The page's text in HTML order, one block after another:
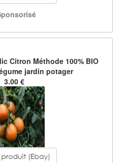
Citron Méthode 100% BIO
jardin potager
3.00 €